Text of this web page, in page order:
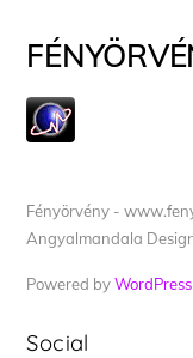
Fényörvény -
Angyalmandala
Powered byWordPress
Social